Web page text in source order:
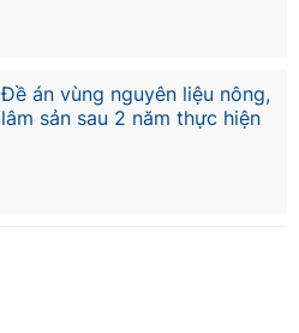
Đề án vùng nguyên liệu nông,
lâm sản sau 2 năm thực hiện